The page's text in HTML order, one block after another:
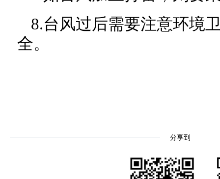
8.台风过后需要注意环境
全。
分享到